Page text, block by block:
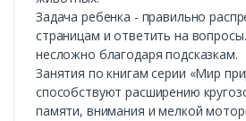
Задача ребенка - правильно
страницам и ответить на
несложно благодаря подсказкам.
Занятия по книгам серии «Мир
способствуют расширению
памяти, внимания и мелкой